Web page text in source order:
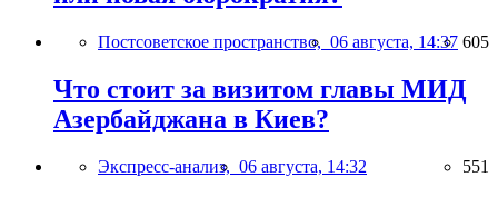
Постсоветское пространство, 06 августа, 14:37 605
Что стоит за визитом главы МИД
Азербайджана в Киев?
Экспресс-анализ, 06 августа, 14:32 551